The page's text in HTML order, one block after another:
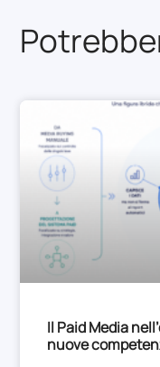
Il Paid Media
nuove